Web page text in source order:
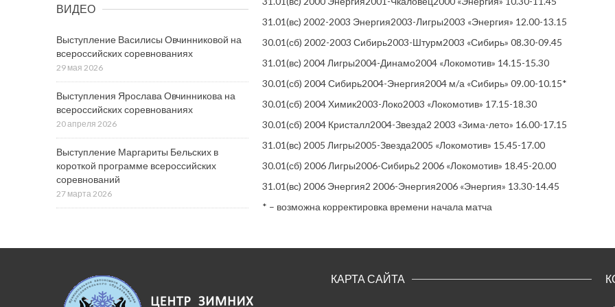
31.01(вс) 2002-2003 Энергия2003-Лигры2003 «Энергия» 12.00-13.15
30.01(сб) 2002-2003 Сибирь2003-Штурм2003 «Сибирь» 08.30-09.45
31.01(вс) 2004 Лигры2004-Динамо2004 «Локомотив» 14.15-15.30
30.01(сб) 2004 Сибирь2004-Энергия2004 м/а «Сибирь» 09.00-10.15*
30.01(сб) 2004 Химик2003-Локо2003 «Локомотив» 17.15-18.30
30.01(сб) 2004 Кристалл2004-Звезда2 2003 «Зима-лето» 16.00-17.15
31.01(вс) 2005 Лигры2005-Звезда2005 «Локомотив» 15.45-17.00
30.01(сб) 2006 Лигры2006-Сибирь2 2006 «Локомотив» 18.45-20.00
31.01(вс) 2006 Энергия2 2006-Энергия2006 «Энергия» 13.30-14.45
* – возможна корректировка времени начала матча
ВИДЕО
Выступление Василисы Овчинниковой на
всероссийских соревнованиях
29 мая 2026
Выступления Ярослава Овчинникова на
всероссийских соревнованиях
20 апреля 2026
Выступление Маргариты Бельских в
короткой программе всероссийских
соревнований
27 марта 2026
КАРТА САЙТА